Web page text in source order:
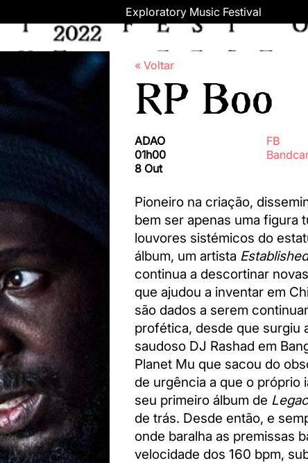
Exploratory Music Festival
« Voltar
RP Boo
ADAO
01h00
8 Out
FB
Pioneiro na criação,
bem ser apenas uma figura
louvores sistémicos do
álbum, um artista
continua a descortinar
que ajudou a inventar em
são dados a serem
profética, desde que surgiu
saudoso DJ Rashad em
Planet Mu que sacou do
de urgência a que o próprio
seu primeiro álbum de
de trás. Desde então, e
onde baralha as premissas
velocidade dos 160 bpm,